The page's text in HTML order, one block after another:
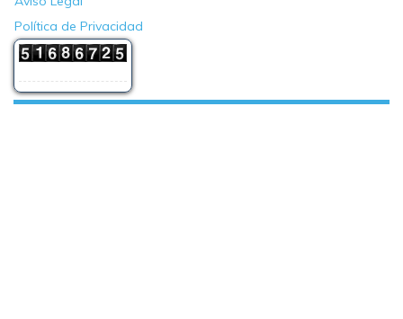
Política de Privacidad